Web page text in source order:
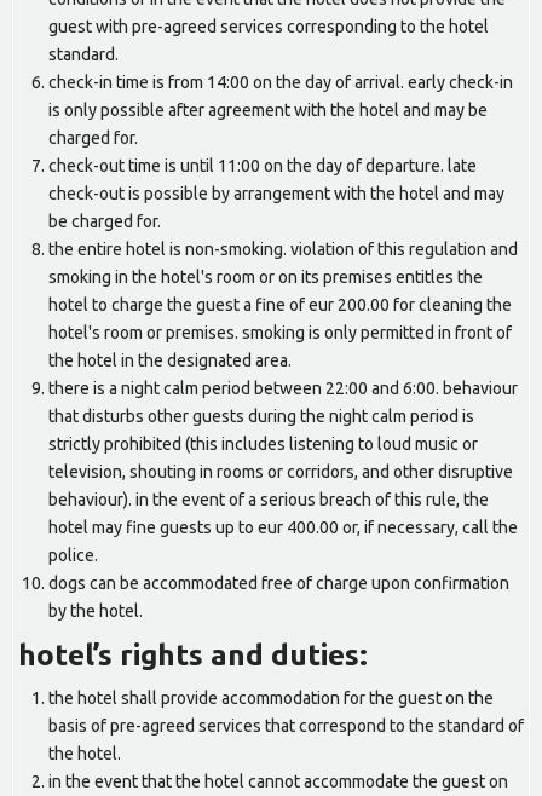
guest with pre-agreed services corresponding to the hotel
standard.
check-in time is from 14:00 on the day of arrival. early check-in
is only possible after agreement with the hotel and may be
charged for.
check-out time is until 11:00 on the day of departure. late
check-out is possible by arrangement with the hotel and may
be charged for.
the entire hotel is non-smoking. violation of this regulation and
smoking in the hotel's room or on its premises entitles the
hotel to charge the guest a fine of eur 200.00 for cleaning the
hotel's room or premises. smoking is only permitted in front of
the hotel in the designated area.
there is a night calm period between 22:00 and 6:00. behaviour
that disturbs other guests during the night calm period is
strictly prohibited (this includes listening to loud music or
television, shouting in rooms or corridors, and other disruptive
behaviour). in the event of a serious breach of this rule, the
hotel may fine guests up to eur 400.00 or, if necessary, call the
police.
dogs can be accommodated free of charge upon confirmation
by the hotel.
hotel’s rights and duties:
the hotel shall provide accommodation for the guest on the
basis of pre-agreed services that correspond to the standard of
the hotel.
in the event that the hotel cannot accommodate the guest on